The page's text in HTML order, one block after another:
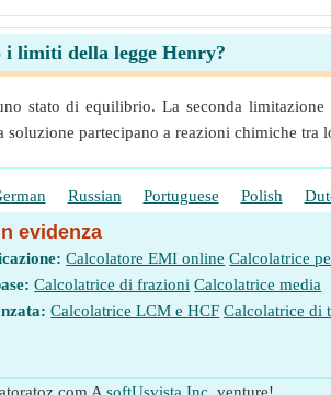
i limiti della legge Henry?
stato di equilibrio. La seconda
soluzione partecipano a reazioni chimiche tra
Russian Portuguese Polish
evidenza
Calcolatore EMI online Calcolatrice
Calcolatrice di frazioni Calcolatrice media
Calcolatrice LCM e HCF Calcolatrice di